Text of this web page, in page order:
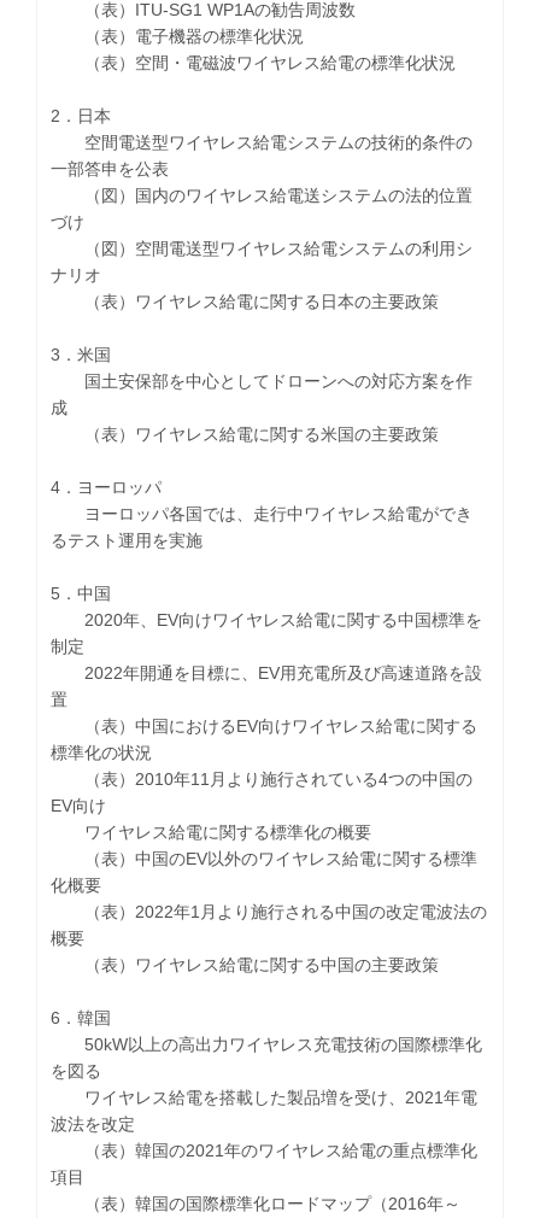
（表）ITU-SG1 WP1Aの勧告周波数
（表）電子機器の標準化状況
（表）空間・電磁波ワイヤレス給電の標準化状況
2．日本
空間電送型ワイヤレス給電システムの技術的条件の
一部答申を公表
（図）国内のワイヤレス給電送システムの法的位置
づけ
（図）空間電送型ワイヤレス給電システムの利用シ
ナリオ
（表）ワイヤレス給電に関する日本の主要政策
3．米国
国土安保部を中心としてドローンへの対応方案を作
成
（表）ワイヤレス給電に関する米国の主要政策
4．ヨーロッパ
ヨーロッパ各国では、走行中ワイヤレス給電ができ
るテスト運用を実施
5．中国
2020年、EV向けワイヤレス給電に関する中国標準を
制定
2022年開通を目標に、EV用充電所及び高速道路を設
置
（表）中国におけるEV向けワイヤレス給電に関する
標準化の状況
（表）2010年11月より施行されている4つの中国の
EV向け
ワイヤレス給電に関する標準化の概要
（表）中国のEV以外のワイヤレス給電に関する標準
化概要
（表）2022年1月より施行される中国の改定電波法の
概要
（表）ワイヤレス給電に関する中国の主要政策
6．韓国
50kW以上の高出力ワイヤレス充電技術の国際標準化
を図る
ワイヤレス給電を搭載した製品増を受け、2021年電
波法を改定
（表）韓国の2021年のワイヤレス給電の重点標準化
項目
（表）韓国の国際標準化ロードマップ（2016年～